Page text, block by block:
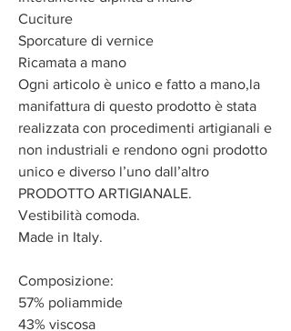
Cuciture
Sporcature di vernice
Ricamata a mano
Ogni articolo è unico e fatto a mano,la
manifattura di questo prodotto è stata
realizzata con procedimenti artigianali e
non industriali e rendono ogni prodotto
unico e diverso l’uno dall’altro
PRODOTTO ARTIGIANALE.
Vestibilità comoda.
Made in Italy.
Composizione:
57% poliammide
43% viscosa